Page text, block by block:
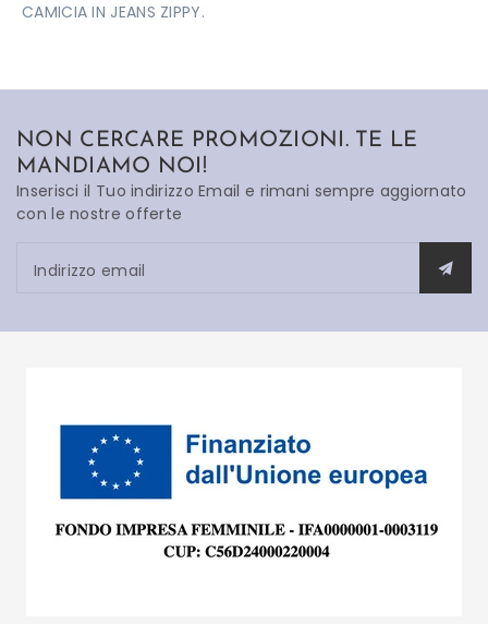
CAMICIA IN JEANS ZIPPY.
NON CERCARE PROMOZIONI. TE LE
MANDIAMO NOI!
Inserisci il Tuo indirizzo Email e rimani sempre aggiornato
con le nostre offerte
Indirizzo email